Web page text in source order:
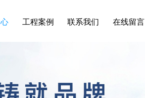
工程案例 联系我们 在线留言